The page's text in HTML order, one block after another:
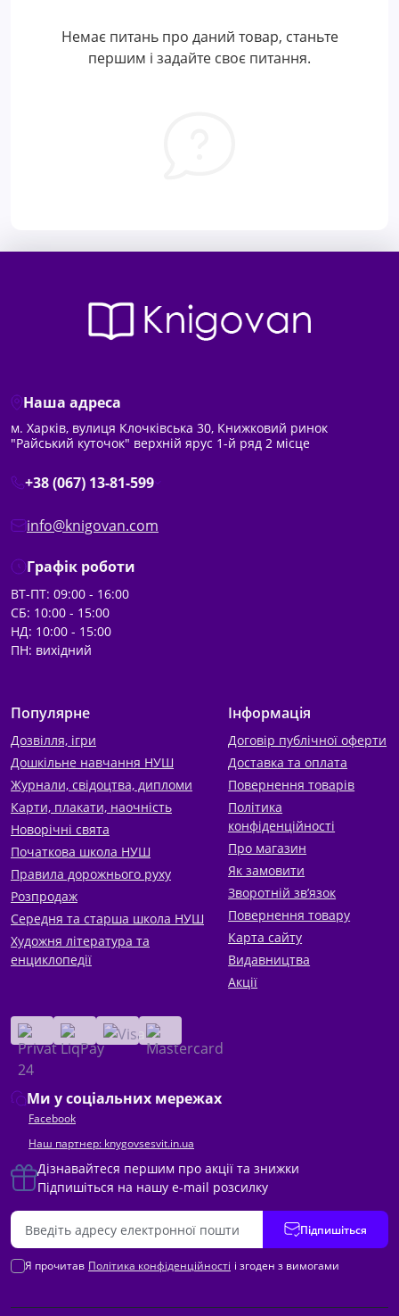
Немає питань про даний товар, станьте
першим і задайте своє питання.
Наша адреса
м. Харків, вулиця Клочківська 30, Книжковий ринок
"Райський куточок" верхній ярус 1-й ряд 2 місце
+38 (067) 13-81-599
info@knigovan.com
Графік роботи
ВТ-ПТ: 09:00 - 16:00
СБ: 10:00 - 15:00
НД: 10:00 - 15:00
ПН: вихідний
Популярне
Дозвілля, ігри
Дошкільне навчання НУШ
Журнали, свідоцтва, дипломи
Карти, плакати, наочність
Новорічні свята
Початкова школа НУШ
Правила дорожнього руху
Розпродаж
Середня та старша школа НУШ
Художня література та
енциклопедії
Інформація
Договір публічної оферти
Доставка та оплата
Повернення товарів
Політика
конфіденційності
Про магазин
Як замовити
Зворотній зв’язок
Повернення товару
Карта сайту
Видавництва
Акції
Ми у соціальних мережах
Facebook
Наш партнер: knygovsesvit.in.ua
Дізнавайтеся першим про акції та знижки
Підпишіться на нашу e-mail розсилку
Підпишіться
Я прочитав Політика конфіденційності і згоден з вимогами